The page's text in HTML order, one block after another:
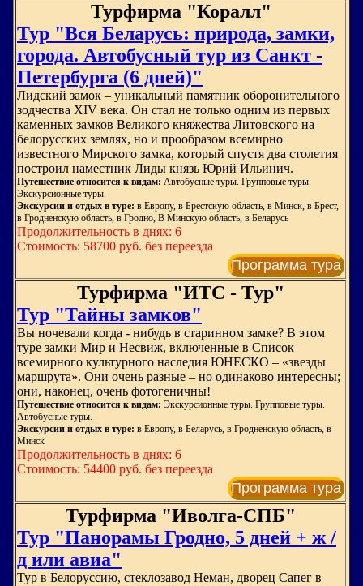
Турфирма "Коралл"
Тур "Вся Беларусь: природа, замки,
города. Автобусный тур из Санкт -
Петербурга (6 дней)"
Лидский замок – уникальный памятник оборонительного
зодчества XIV века. Он стал не только одним из первых
каменных замков Великого княжества Литовского на
белорусских землях, но и прообразом всемирно
известного Мирского замка, который спустя два столетия
построил наместник Лиды князь Юрий Ильинич.
Путешествие относится к видам: Автобусные туры. Групповые туры.
Экскурсионные туры.
Экскурсии и отдых в туре: в Европу, в Брестскую область, в Минск, в Брест,
в Гродненскую область, в Гродно, В Минскую область, в Беларусь
Продолжительность в днях: 6
Стоимость: 58700 руб. без переезда
Программа тура
Турфирма "ИТС - Тур"
Тур "Тайны замков"
Вы ночевали когда - нибудь в старинном замке? В этом
туре замки Мир и Несвиж, включенные в Список
всемирного культурного наследия ЮНЕСКО – «звезды
маршрута». Они очень разные – но одинаково интересны;
они, наконец, очень фотогеничны!
Путешествие относится к видам: Экскурсионные туры. Групповые туры.
Автобусные туры.
Экскурсии и отдых в туре: в Европу, в Беларусь, в Гродненскую область, в
Минск
Продолжительность в днях: 6
Стоимость: 54400 руб. без переезда
Программа тура
Турфирма "Иволга-СПБ"
Тур "Панорамы Гродно, 5 дней + ж /
д или авиа"
Тур в Белоруссию, стеклозавод Неман, дворец Сапег в